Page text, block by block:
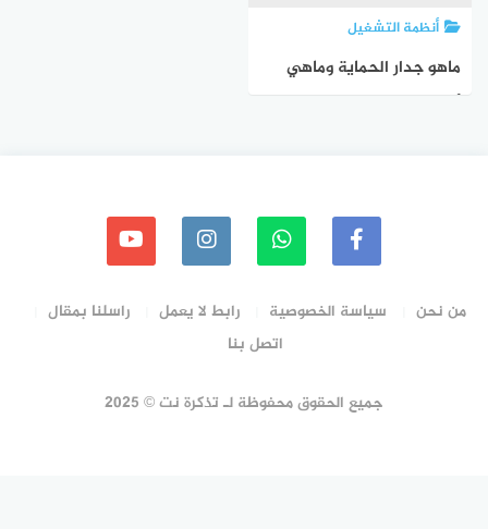
أنظمة التشغيل
ماهو جدار الحماية وماهي
من نحن سياسة الخصوصية رابط لا يعمل
راسلنا بمقال
اتصل بنا
جميع الحقوق محفوظة لـ تذكرة نت © 2025